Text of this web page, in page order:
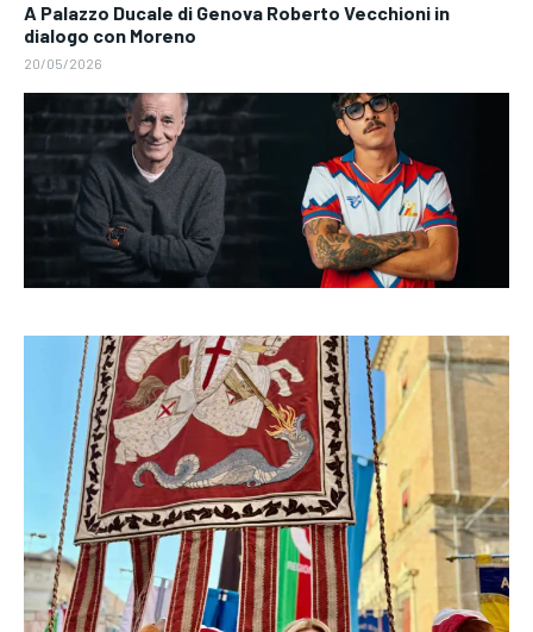
A Palazzo Ducale di Genova Roberto Vecchioni in
dialogo con Moreno
20/05/2026